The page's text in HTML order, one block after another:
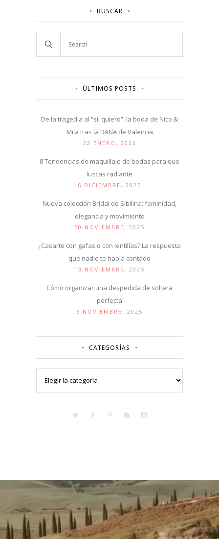
BUSCAR
ÚLTIMOS POSTS
De la tragedia al “sí, quiero”: la boda de Nico &
Mila tras la DANA de Valencia
22 ENERO, 2026
8 Tendencias de maquillaje de bodas para que
luzcas radiante
6 DICIEMBRE, 2025
Nueva colección Bridal de Sibilina: feminidad,
elegancia y movimiento
20 NOVIEMBRE, 2025
¿Casarte con gafas o con lentillas? La respuesta
que nadie te había contado
13 NOVIEMBRE, 2025
Cómo organizar una despedida de soltera
perfecta
6 NOVIEMBRE, 2025
CATEGORÍAS